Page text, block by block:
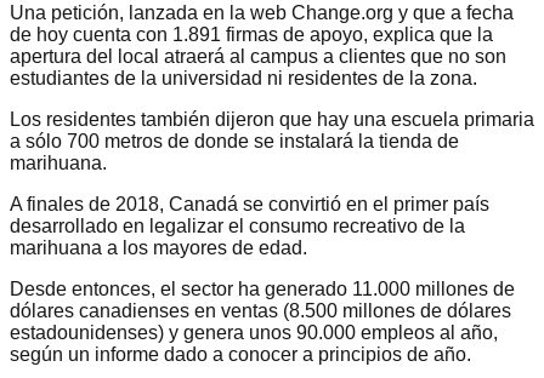
Una petición, lanzada en la web Change.org y que a fecha
de hoy cuenta con 1.891 firmas de apoyo, explica que la
apertura del local atraerá al campus a clientes que no son
estudiantes de la universidad ni residentes de la zona.
Los residentes también dijeron que hay una escuela primaria
a sólo 700 metros de donde se instalará la tienda de
marihuana.
A finales de 2018, Canadá se convirtió en el primer país
desarrollado en legalizar el consumo recreativo de la
marihuana a los mayores de edad.
Desde entonces, el sector ha generado 11.000 millones de
dólares canadienses en ventas (8.500 millones de dólares
estadounidenses) y genera unos 90.000 empleos al año,
según un informe dado a conocer a principios de año.